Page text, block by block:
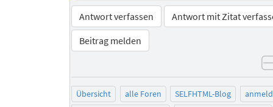
Antwort verfassen
Antwort mit Zitat
Beitrag melden
Übersicht alle Foren SELFHTML-Blog